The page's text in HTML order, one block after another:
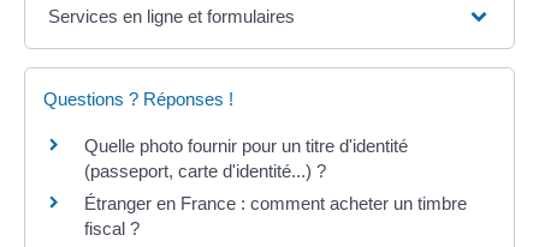
Services en ligne et formulaires
Questions ? Réponses !
Quelle photo fournir pour un titre d'identité
(passeport, carte d'identité...) ?
Étranger en France : comment acheter un timbre
fiscal ?